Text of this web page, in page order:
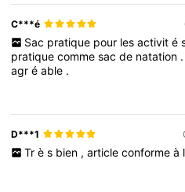
C***é
Sac pratique pour les activit é
pratiquecommesacde natation .
agréable .
D***1
Tr è s bien , article conforme à